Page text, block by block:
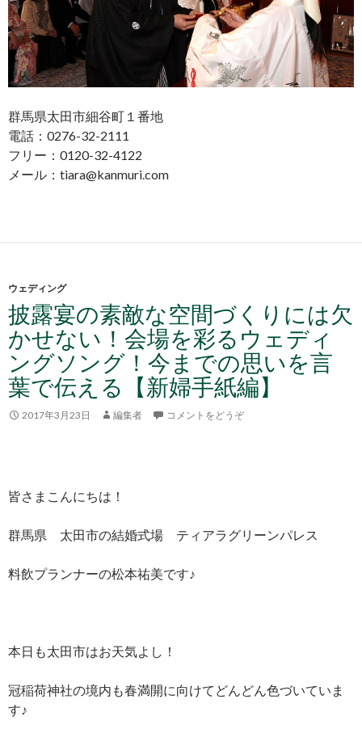
群馬県太田市細谷町１番地
電話：0276-32-2111
フリー：0120-32-4122
メール：tiara@kanmuri.com
ウェディング
披露宴の素敵な空間づくりには欠
かせない！会場を彩るウェディ
ングソング！今までの思いを言
葉で伝える【新婦手紙編】
2017年3月23日 編集者 コメントをどうぞ
皆さまこんにちは！
群馬県 太田市の結婚式場 ティアラグリーンパレス
料飲プランナーの松本祐美です♪
本日も太田市はお天気よし！
冠稲荷神社の境内も春満開に向けてどんどん色づいていま
す♪